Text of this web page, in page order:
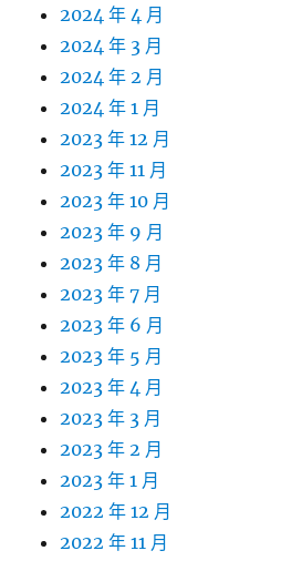
2024 年 4 月
2024 年 3 月
2024 年 2 月
2024 年 1 月
2023 年 12 月
2023 年 11 月
2023 年 10 月
2023 年 9 月
2023 年 8 月
2023 年 7 月
2023 年 6 月
2023 年 5 月
2023 年 4 月
2023 年 3 月
2023 年 2 月
2023 年 1 月
2022 年 12 月
2022 年 11 月